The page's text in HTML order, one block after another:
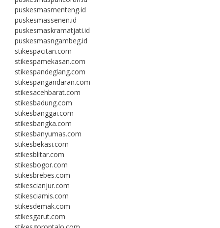
puskesmasmenteng.id
puskesmassenen.id
puskesmaskramatjati.id
puskesmasngambeg.id
stikespacitan.com
stikespamekasan.com
stikespandeglang.com
stikespangandaran.com
stikesacehbarat.com
stikesbadung.com
stikesbanggai.com
stikesbangka.com
stikesbanyumas.com
stikesbekasi.com
stikesblitar.com
stikesbogor.com
stikesbrebes.com
stikescianjur.com
stikesciamis.com
stikesdemak.com
stikesgarut.com